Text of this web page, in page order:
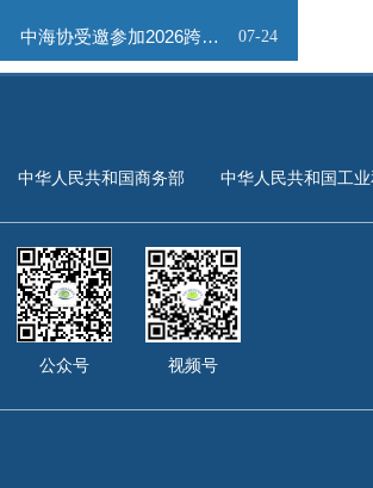
中海协受邀参加2026跨境能源矿产出海专题路演会 07-24
中华人民共和国商务部 中华人民共和国工
公众号 视频号